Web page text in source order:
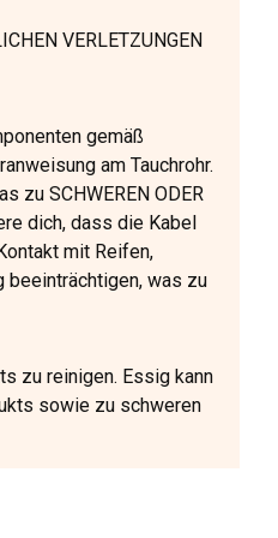
VERLETZUNGEN
gemäß
am Tauchrohr.
zu SCHWEREN ODER
dich, dass die Kabel
mit Reifen,
beeinträchtigen, was zu
zu reinigen. Essig kann
sowie zu schweren